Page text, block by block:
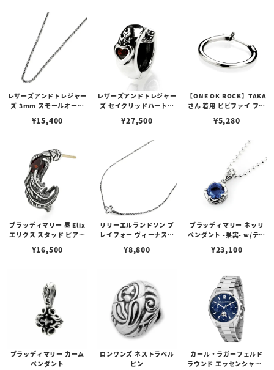
レザーズアンドトレジャー
ズ 3mm スモールオーバ
ブスタークラスプ＆LTロ
¥15,400
レザーズアンドトレジャー
ズ セイクリッドハートピ
¥27,500
【ONE OK ROCK】TAKA
さん 着用 ビビファイ フー
¥5,280
ブラッディマリー 昼 Elix
エリクス スタッド ピアス
¥16,500
リリーエルランドソン プ
レイフォー ヴィーナスチ
¥8,800
ブラッディマリー ネッリ
ペンダント -果実- w/ティ
¥23,100
ブラッディマリー カーム
ペンダント
ロンワンズ ネストラペル
ピン
カール・ラガーフェルド
ラウンド エッセンシャル -